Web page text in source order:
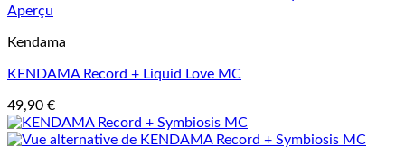
Aperçu
Kendama
KENDAMA Record + Liquid Love MC
49,90 €